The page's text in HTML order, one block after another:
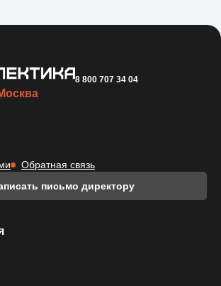
8 800 707 34 04
письмо директору
Обратная связь